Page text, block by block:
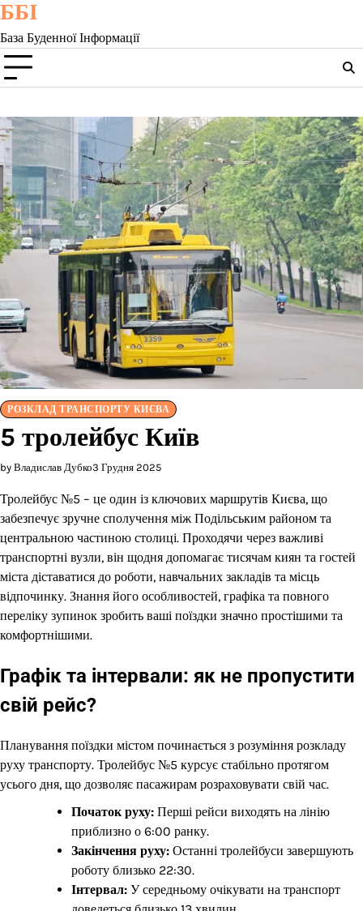
Skip
content
ББІ
База Буденної Інформації
РОЗКЛАД ТРАНСПОРТУ КИЄВА
5 тролейбус Київ
by Владислав Дубко3 Грудня 2025
Тролейбус №5 – це один із ключових маршрутів Києва, що
забезпечує зручне сполучення між Подільським районом та
центральною частиною столиці. Проходячи через важливі
транспортні вузли, він щодня допомагає тисячам киян та гостей
міста діставатися до роботи, навчальних закладів та місць
відпочинку. Знання його особливостей, графіка та повного
переліку зупинок зробить ваші поїздки значно простішими та
комфортнішими.
Графік та інтервали: як не пропустити
свій рейс?
Планування поїздки містом починається з розуміння розкладу
руху транспорту. Тролейбус №5 курсує стабільно протягом
усього дня, що дозволяє пасажирам розраховувати свій час.
Початок руху: Перші рейси виходять на лінію
приблизно о 6:00 ранку.
Закінчення руху: Останні тролейбуси завершують
роботу близько 22:30.
Інтервал: У середньому очікувати на транспорт